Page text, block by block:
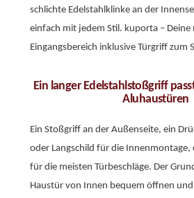
schlichte Edelstahlklinke an der
einfach mit jedem Stil. kuporta – Deine
Eingangsbereich inklusive Türgriff zum
Ein langer Edelstahlstoßgriff
Aluhaustüren
Ein Stoßgriff an der Außenseite, ein
oder Langschild für die Innenmontage,
für die meisten Türbeschläge. Der
Haustür von Innen bequem öffnen und